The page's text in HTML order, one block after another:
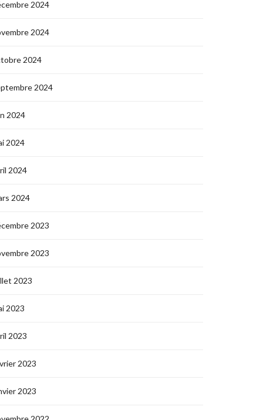
2024
2024
2024
2024
2024
2024
2024
2024
2023
2023
2023
2023
2023
2023
2023